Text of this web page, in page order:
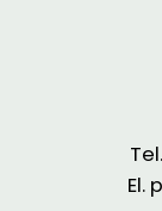
El.